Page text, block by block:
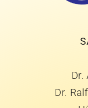
Dr.
Dr.